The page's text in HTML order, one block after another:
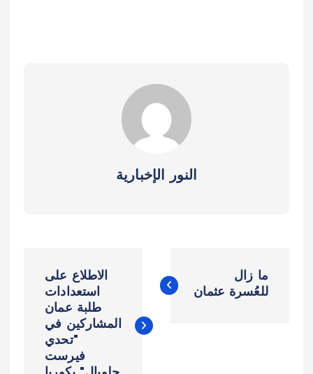
النور الإخبارية
ص
ما زال
للعُسرة عثمان
الاطلاع على
استعدادات
طلبة عمان
المشاركين في
"تحدي
فيرست